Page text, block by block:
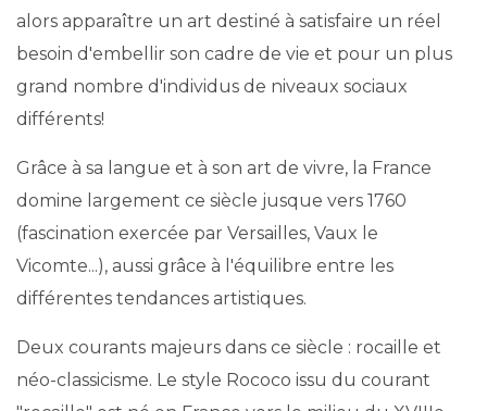
alors apparaître un art destiné à satisfaire un réel
besoin d'embellir son cadre de vie et pour un plus
grand nombre d'individus de niveaux sociaux
différents!
Grâce à sa langue et à son art de vivre, la France
domine largement ce siècle jusque vers 1760
(fascination exercée par Versailles, Vaux le
Vicomte...), aussi grâce à l'équilibre entre les
différentes tendances artistiques.
Deux courants majeurs dans ce siècle : rocaille et
néo-classicisme. Le style Rococo issu du courant